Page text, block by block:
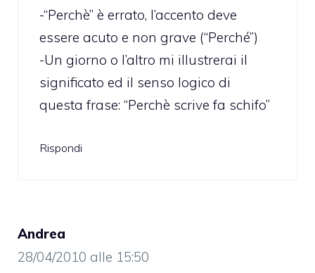
-“Perchè” è errato, l’accento deve
essere acuto e non grave (“Perché”)
-Un giorno o l’altro mi illustrerai il
significato ed il senso logico di
questa frase: “Perchè scrive fa schifo”
Rispondi
Andrea
28/04/2010 alle 15:50